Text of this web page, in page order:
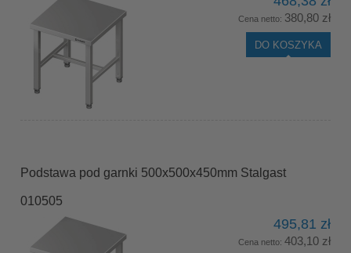
Cena netto: 380,80 zł
DO KOSZYKA
Podstawa pod garnki 500x500x450mm Stalgast
010505
495,81 zł
Cena netto: 403,10 zł